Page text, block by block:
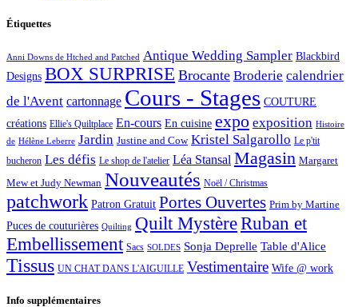
Étiquettes
Anni Downs de Htched and Patched Antique Wedding Sampler Blackbird
Designs BOX SURPRISE Brocante Broderie calendrier
de l'Avent cartonnage Cours - Stages COUTURE
créations Ellie's Quiltplace En-cours En cuisine expo exposition Histoire
de Hélène Leberre Jardin Justine and Cow Kristel Salgarollo Le p'tit
bucheron Les défis Le shop de l'atelier Léa Stansal Magasin Margaret
Mew et Judy Newman Nouveautés Noël / Christmas
patchwork Patron Gratuit Portes Ouvertes Prim by Martine
Puces de couturières Quilting Quilt MystèreRuban et
Embellissement Sacs SOLDES Sonja Deprelle Table d'Alice
Tissus UN CHAT DANS L'AIGUILLE Vestimentaire Wife @ work
Info supplémentaires